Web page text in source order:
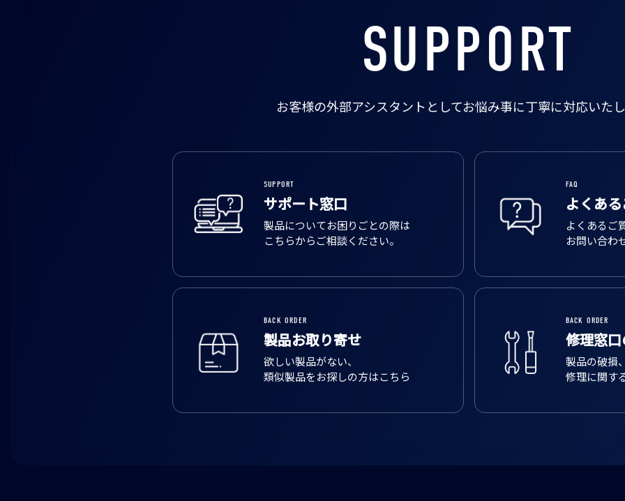
SUPPORT
お客様の外部アシスタントとしてお悩み事に丁寧に対応いた
サポート窓口
製品についてお困りごとの際は
こちらからご相談ください。
よくあ
よくあるご
お問い合わ
製品お取り寄せ
欲しい製品がない、
類似製品をお探しの方はこちら
修理窓
製品の破損
修理に関す